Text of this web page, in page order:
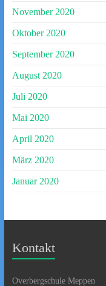
November 2020
Oktober 2020
September 2020
August 2020
Juli 2020
Mai 2020
April 2020
März 2020
Januar 2020
Kontakt
Overbergschule Meppen